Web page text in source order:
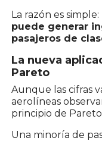
La razón es simple:
puede generar
pasajeros de
La nueva
Pareto
Aunque las cifras
aerolíneas
principio de
Una minoría de